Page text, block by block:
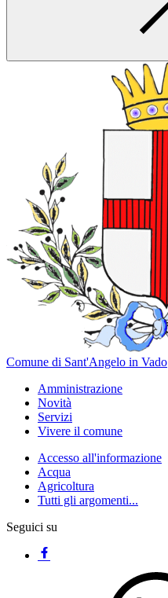
Comune di Sant'Angelo in Vado
Amministrazione
Novità
Servizi
Vivere il comune
Accesso all'informazione
Acqua
Agricoltura
Tutti gli argomenti...
Seguici su